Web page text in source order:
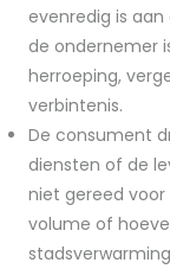
evenredig is
de ondernemer
herroeping,
verbintenis.
De consument
diensten of de
niet gereed
volume of